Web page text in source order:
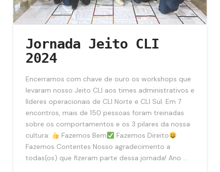
Jornada Jeito CLI
2024
Encerramos com chave de ouro os workshops que
levaram nosso Jeito CLI aos times administrativos e
líderes operacionais de CLI Norte e CLI Sul. Em 7
encontros, mais de 150 pessoas foram treinadas
sobre os comportamentos e os 3 pilares da nossa
cultura:
Fazemos Bem
Fazemos Direito
Fazemos Contentes Nosso agradecimento a
todas(os) que fizeram parte dessa jornada! Ano …